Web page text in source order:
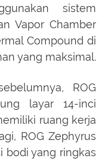
sistem
Vapor Chamber
Compound di
yang maksimal.
ROG
layar 14-inci
ruang kerja
ROG Zephyrus
bodi yang ringkas